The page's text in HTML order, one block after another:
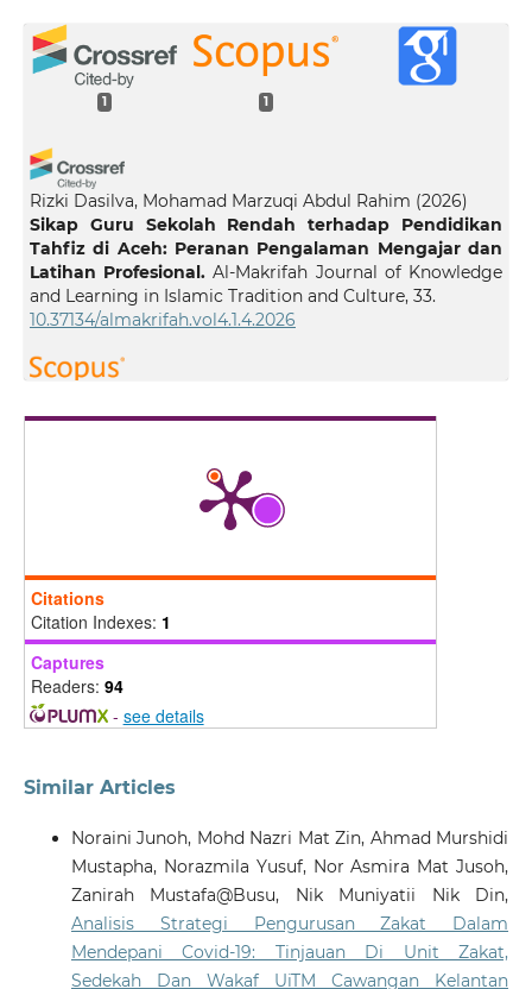
1 1
Rizki Dasilva, Mohamad Marzuqi Abdul Rahim (2026)
Sikap Guru Sekolah Rendah terhadap Pendidikan
Tahfiz di Aceh: Peranan Pengalaman Mengajar dan
Latihan Profesional. Al-Makrifah Journal of Knowledge
and Learning in Islamic Tradition and Culture, 33.
10.37134/almakrifah.vol4.1.4.2026
The Effectiveness of the Plus Tahfiz Programme in
on Students' Academic Performance.
10.1163/22321969-12342304
Citations
Citation Indexes: 1
Captures
Readers: 94
- see details
Similar Articles
Noraini Junoh, Mohd Nazri Mat Zin, Ahmad Murshidi
Mustapha, Norazmila Yusuf, Nor Asmira Mat Jusoh,
Zanirah Mustafa@Busu, Nik Muniyatii Nik Din,
Analisis Strategi Pengurusan Zakat Dalam
Mendepani Covid-19: Tinjauan Di Unit Zakat,
Sedekah Dan Wakaf UiTM Cawangan Kelantan